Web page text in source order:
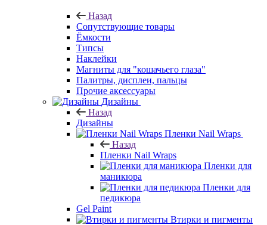
Назад
Сопутствующие товары
Ёмкости
Типсы
Наклейки
Магниты для "кошачьего глаза"
Палитры, дисплеи, пальцы
Прочие аксессуары
Дизайны
Назад
Дизайны
Пленки Nail Wraps
Назад
Пленки Nail Wraps
Пленки для
маникюра
Пленки для
педикюра
Gel Paint
Втирки и пигменты